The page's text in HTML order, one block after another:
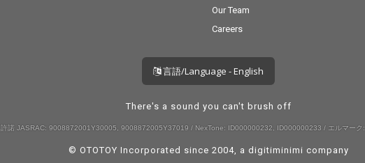
Our Team
Careers
言語/Language - English
There's a sound you can't brush off
許諾 JASRAC: 9008872001Y30005, 9008872005Y37019 / NexTone: ID000000232, ID000000233 / エルマーク
© OTOTOY Incorporated since 2004, a digitiminimi company